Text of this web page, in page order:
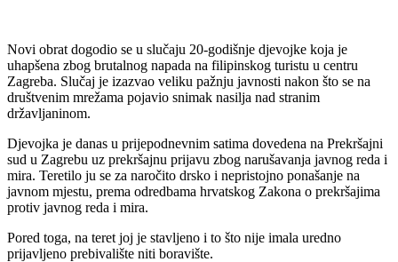
Novi obrat dogodio se u slučaju 20-godišnje djevojke koja je
uhapšena zbog brutalnog napada na filipinskog turistu u centru
Zagreba. Slučaj je izazvao veliku pažnju javnosti nakon što se na
društvenim mrežama pojavio snimak nasilja nad stranim
državljaninom.
Djevojka je danas u prijepodnevnim satima dovedena na Prekršajni
sud u Zagrebu uz prekršajnu prijavu zbog narušavanja javnog reda i
mira. Teretilo ju se za naročito drsko i nepristojno ponašanje na
javnom mjestu, prema odredbama hrvatskog Zakona o prekršajima
protiv javnog reda i mira.
Pored toga, na teret joj je stavljeno i to što nije imala uredno
prijavljeno prebivalište niti boravište.